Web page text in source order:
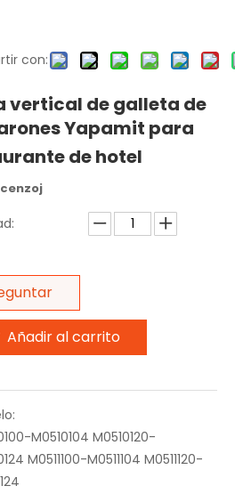
con:
vertical de galleta de
Yapamit para
de hotel
Añadir al carrito
M0510104 M0510120-
M0511100-M0511104 M0511120-